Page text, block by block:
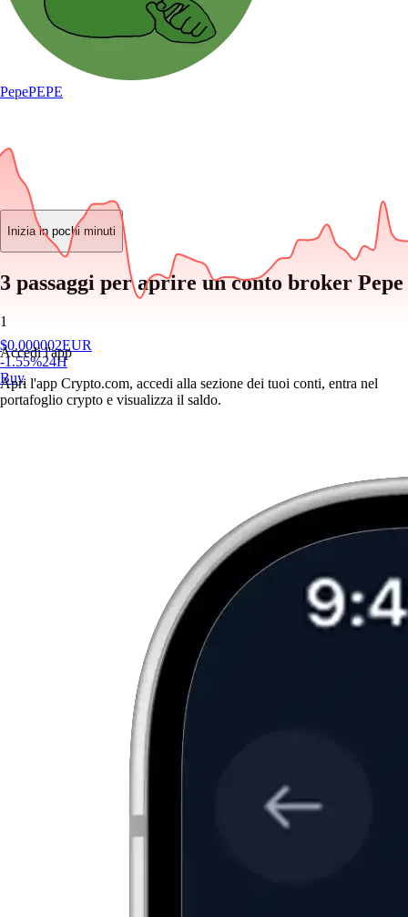
PepePEPE
$0.000002EUR
-1.55%24H
Buy
Inizia in pochi minuti
3 passaggi per aprire un conto broker Pepe
1
Accedi l'app
Apri l'app Crypto.com, accedi alla sezione dei tuoi conti, entra nel
portafoglio crypto e visualizza il saldo.